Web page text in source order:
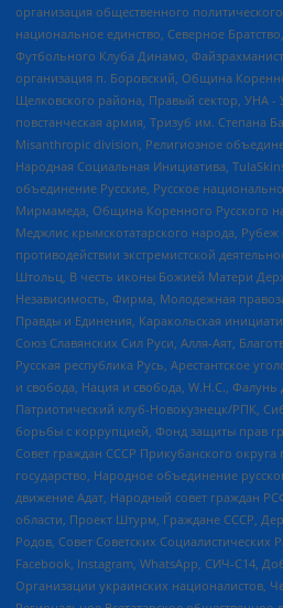
организация общественного
национальное единство, Северное
Футбольного Клуба Динамо,
организация п. Боровский, Община
Щелковского района, Правый сектор, УНА -
повстанческая армия, Тризуб им. Степана
Misanthropic division, Религиозное
Народная Социальная Инициатива,
объединение Русские, Русское
Мирмамеда, Община Коренного Русского
Меджлис крымскотатарского народа,
противодействии экстремистской
Штольц, В честь иконы Божией Матери
Независимость, Фирма, Молодежная
Правды и Единения, Каракольская
Союз Славянских Сил Руси, Алля-Аят,
Русская республика Русь, Арестантское
и свобода, Нация и свобода, W.H.С.,
Патриотический клуб-Новокузнецк/РПК,
борьбы с коррупцией, Фонд защиты прав
Совет граждан СССР Прикубанского округа
государство, Народное объединение
движение Адат, Народный совет граждан
области, Проект Штурм, Граждане СССР,
Родов, Совет Советских Социалистических
Facebook, Instagram, WhatsApp, СИЧ-С14,
Организации украинских националистов,